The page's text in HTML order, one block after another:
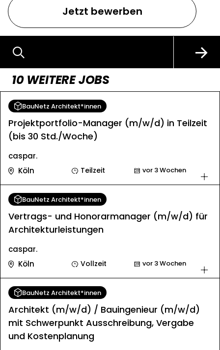
Jetzt bewerben
10 WEITERE JOBS
BauNetz Architekt*innen
Projektportfolio-Manager (m/w/d) in Teilzeit
(bis 30 Std./Woche)
caspar.
Köln
Teilzeit vor 3 Wochen
BauNetz Architekt*innen
Vertrags- und Honorarmanager (m/w/d) für
Architekturleistungen
caspar.
Köln
Vollzeit vor 3 Wochen
BauNetz Architekt*innen
Architekt (m/w/d) / Bauingenieur (m/w/d)
mit Schwerpunkt Ausschreibung, Vergabe
und Kostenplanung